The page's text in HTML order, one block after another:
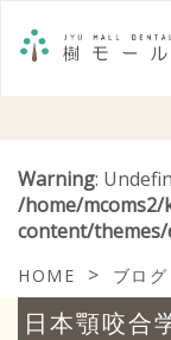
Warning:
/home/mcoms2/
content/
HOME > ブログ
日本顎咬合